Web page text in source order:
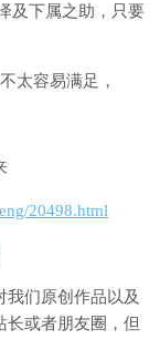
及下属之助，只要
太容易满足，
20498.html
我们原创作品以及
长或者朋友圈，但